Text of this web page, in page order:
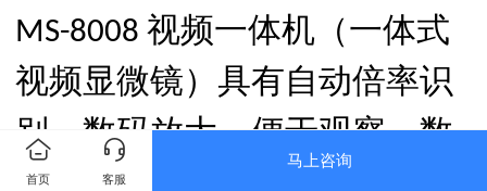
MS-8008 视频一体机（一体式
视频显微镜）具有自动倍率识
别、数码放大、便于观察、数
据易保存、操作智能化等优
首页 客服
马上咨询